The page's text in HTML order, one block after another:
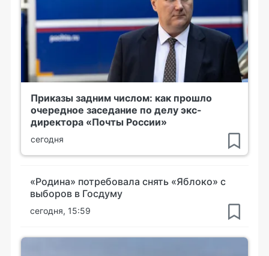
Приказы задним числом: как прошло
очередное заседание по делу экс-
директора «Почты России»
сегодня
«Родина» потребовала снять «Яблоко» с
выборов в Госдуму
сегодня, 15:59